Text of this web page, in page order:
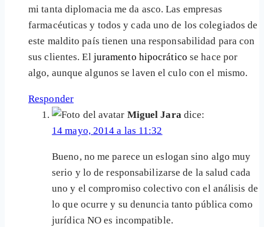
mi tanta diplomacia me da asco. Las empresas
farmacéuticas y todos y cada uno de los colegiados de
este maldito país tienen una responsabilidad para con
sus clientes. El juramento hipocrático se hace por
algo, aunque algunos se laven el culo con el mismo.
Responder
Miguel Jara dice:
14 mayo, 2014 a las 11:32
Bueno, no me parece un eslogan sino algo muy
serio y lo de responsabilizarse de la salud cada
uno y el compromiso colectivo con el análisis de
lo que ocurre y su denuncia tanto pública como
jurídica NO es incompatible.